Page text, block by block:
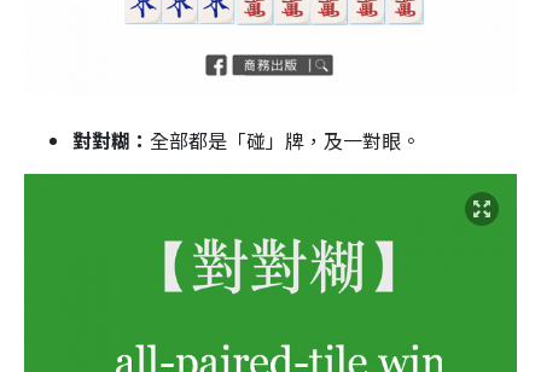
對對糊： 全部都是「碰」牌，及一對眼。